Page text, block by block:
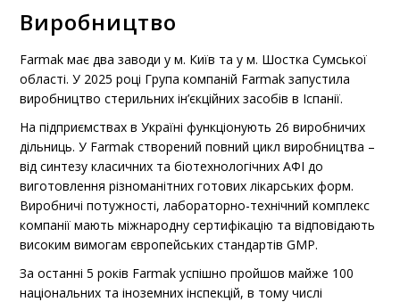
31
2
3
39
1
2
3
9
1
2
3
9
1
2
3
Виробництво
Farmak має два заводи у м. Київ та у м. Шостка Сумської
області. У 2025 році Група компаній Farmak запустила
виробництво стерильних ін’єкційних засобів в Іспанії.
На підприємствах в Україні функціонують 26 виробничих
дільниць. У Farmak створений повний цикл виробництва –
від синтезу класичних та біотехнологічних АФІ до
виготовлення різноманітних готових лікарських форм.
Виробничі потужності, лабораторно-технічний комплекс
компанії мають міжнародну сертифікацію та відповідають
високим вимогам європейських стандартів GMP.
За останні 5 років Farmak успішно пройшов майже 100
національних та іноземних інспекцій, в тому числі